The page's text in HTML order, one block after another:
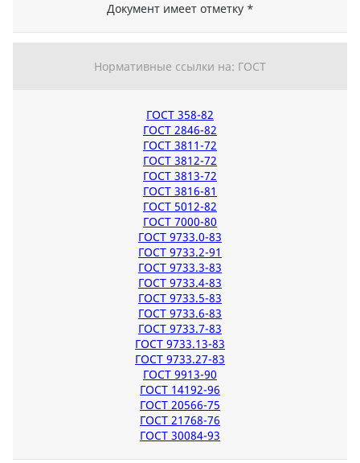
Документ имеет отметку *
Нормативные ссылки на: ГОСТ
ГОСТ 358-82
ГОСТ 2846-82
ГОСТ 3811-72
ГОСТ 3812-72
ГОСТ 3813-72
ГОСТ 3816-81
ГОСТ 5012-82
ГОСТ 7000-80
ГОСТ 9733.0-83
ГОСТ 9733.2-91
ГОСТ 9733.3-83
ГОСТ 9733.4-83
ГОСТ 9733.5-83
ГОСТ 9733.6-83
ГОСТ 9733.7-83
ГОСТ 9733.13-83
ГОСТ 9733.27-83
ГОСТ 9913-90
ГОСТ 14192-96
ГОСТ 20566-75
ГОСТ 21768-76
ГОСТ 30084-93